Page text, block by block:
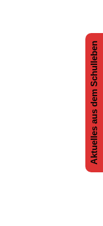
Aktuelles aus dem Schulleben